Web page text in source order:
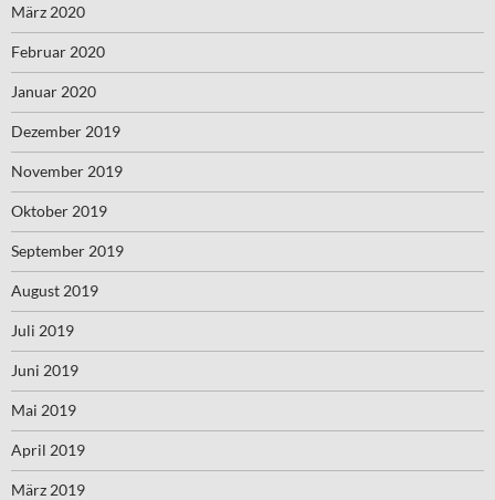
März 2020
Februar 2020
Januar 2020
Dezember 2019
November 2019
Oktober 2019
September 2019
August 2019
Juli 2019
Juni 2019
Mai 2019
April 2019
März 2019